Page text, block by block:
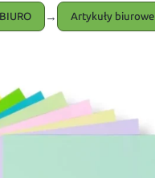
→ Artykuły biurowe